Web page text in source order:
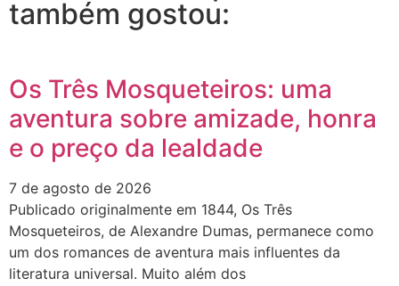
também gostou:
Os Três Mosqueteiros: uma
aventura sobre amizade, honra
e o preço da lealdade
7 de agosto de 2026
Publicado originalmente em 1844, Os Três
Mosqueteiros, de Alexandre Dumas, permanece como
um dos romances de aventura mais influentes da
literatura universal. Muito além dos